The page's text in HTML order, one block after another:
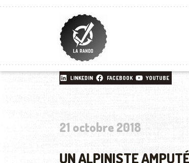
LINKEDIN FACEBOOK YOUTUBE
21 octobre 2018
UN ALPINISTE